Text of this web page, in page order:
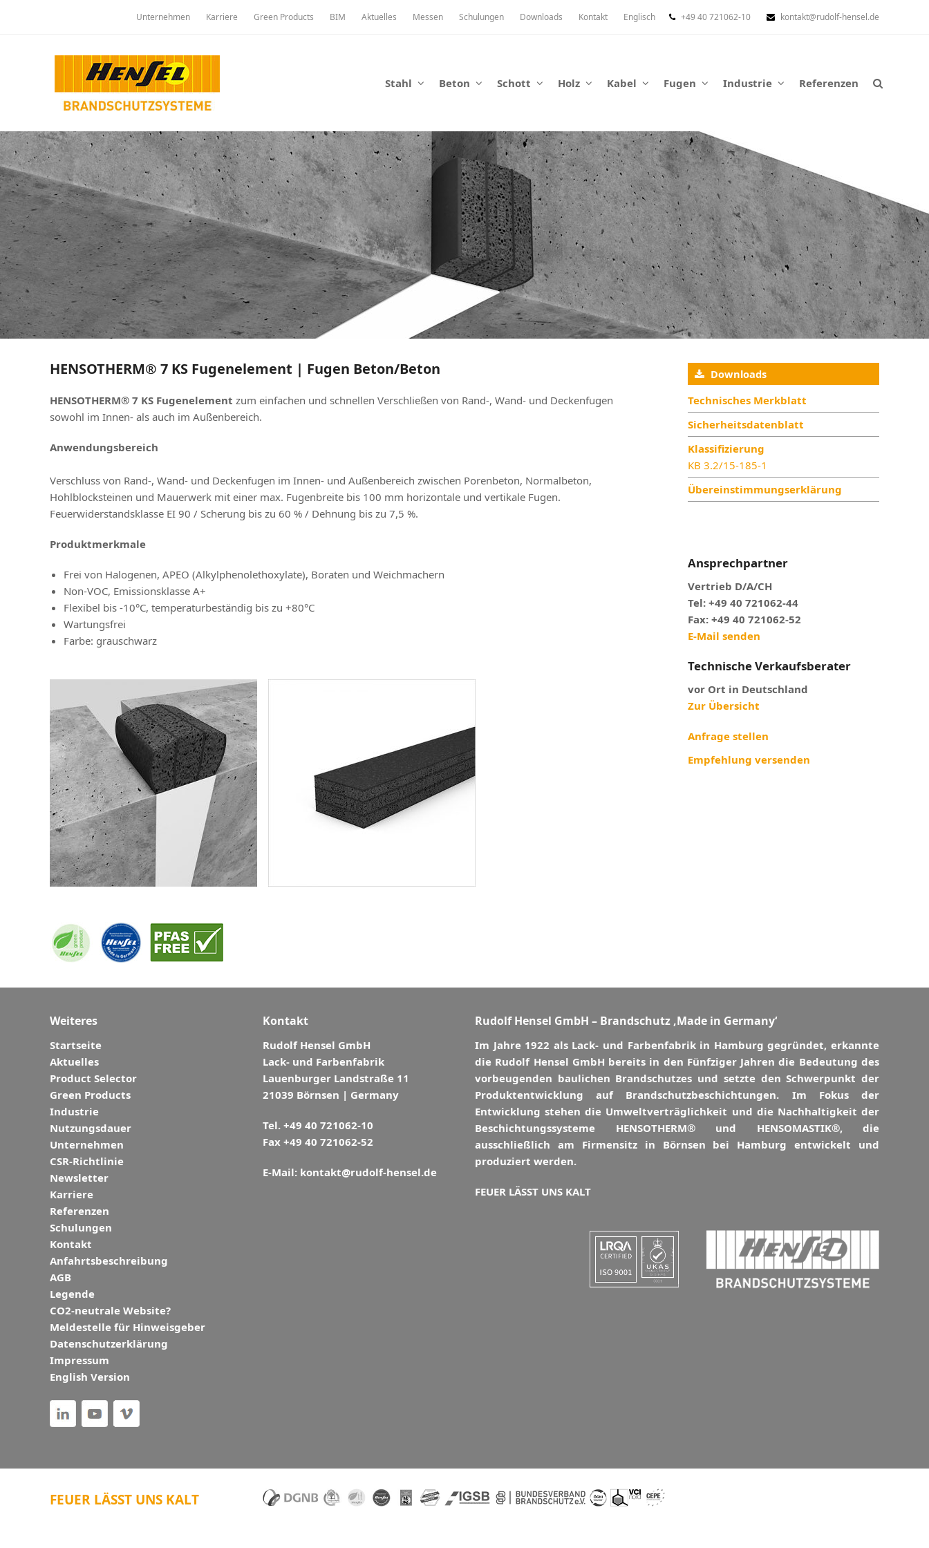
Unternehmen Karriere Green Products BIM Aktuelles Messen Schulungen Downloads Kontakt Englisch +49 40 721062-10 kontakt@rudolf-hensel.de
Stahl Beton Schott Holz Kabel Fugen Industrie Referenzen
HENSOTHERM® 7 KS Fugenelement | Fugen Beton/Beton
HENSOTHERM® 7 KS Fugenelement zum einfachen und schnellen Verschließen von Rand-, Wand- und Deckenfugen
sowohl im Innen- als auch im Außenbereich.
Anwendungsbereich
Verschluss von Rand-, Wand- und Deckenfugen im Innen- und Außenbereich zwischen Porenbeton, Normalbeton,
Hohlblocksteinen und Mauerwerk mit einer max. Fugenbreite bis 100 mm horizontale und vertikale Fugen.
Feuerwiderstandsklasse EI 90 / Scherung bis zu 60 % / Dehnung bis zu 7,5 %.
Produktmerkmale
Frei von Halogenen, APEO (Alkylphenolethoxylate), Boraten und Weichmachern
Non-VOC, Emissionsklasse A+
Flexibel bis -10°C, temperaturbeständig bis zu +80°C
Wartungsfrei
Farbe: grauschwarz
Downloads
Technisches Merkblatt
Sicherheitsdatenblatt
Klassifizierung
KB 3.2/15-185-1
Übereinstimmungserklärung
Ansprechpartner
Vertrieb D/A/CH
Tel: +49 40 721062-44
Fax: +49 40 721062-52
E-Mail senden
Technische Verkaufsberater
vor Ort in Deutschland
Zur Übersicht
Anfrage stellen
Empfehlung versenden
Weiteres
Startseite
Aktuelles
Product Selector
Green Products
Industrie
Nutzungsdauer
Unternehmen
CSR-Richtlinie
Newsletter
Karriere
Referenzen
Schulungen
Kontakt
Anfahrtsbeschreibung
AGB
Legende
CO2-neutrale Website?
Meldestelle für Hinweisgeber
Datenschutzerklärung
Impressum
English Version
Kontakt
Rudolf Hensel GmbH
Lack- und Farbenfabrik
Lauenburger Landstraße 11
21039 Börnsen | Germany
Tel. +49 40 721062-10
Fax +49 40 721062-52
E-Mail: kontakt@rudolf-hensel.de
Rudolf Hensel GmbH – Brandschutz ‚Made in Germany‘
Im Jahre 1922 als Lack- und Farbenfabrik in Hamburg gegründet, erkannte
die Rudolf Hensel GmbH bereits in den Fünfziger Jahren die Bedeutung des
vorbeugenden baulichen Brandschutzes und setzte den Schwerpunkt der
Produktentwicklung auf Brandschutzbeschichtungen. Im Fokus der
Entwicklung stehen die Umweltverträglichkeit und die Nachhaltigkeit der
Beschichtungssysteme HENSOTHERM® und HENSOMASTIK®, die
ausschließlich am Firmensitz in Börnsen bei Hamburg entwickelt und
produziert werden.
FEUER LÄSST UNS KALT
FEUER LÄSST UNS KALT